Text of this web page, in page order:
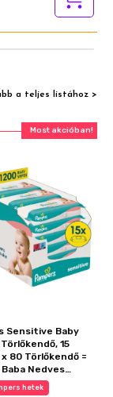
a teljes listához >
Most akcióban!
Sensitive Baby
15
x 80 Törlőkendő =
Nedves
hetek